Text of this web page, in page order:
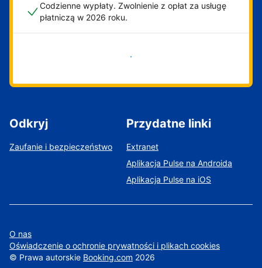
Codzienne wypłaty. Zwolnienie z opłat za usługę
płatniczą w 2026 roku.
Zacznij już teraz
Odkryj
Zaufanie i bezpieczeństwo
Przydatne linki
Extranet
Aplikacja Pulse na Androida
Aplikacja Pulse na iOS
O nas
Oświadczenie o ochronie prywatności i plikach cookies
© Prawa autorskie Booking.com 2026